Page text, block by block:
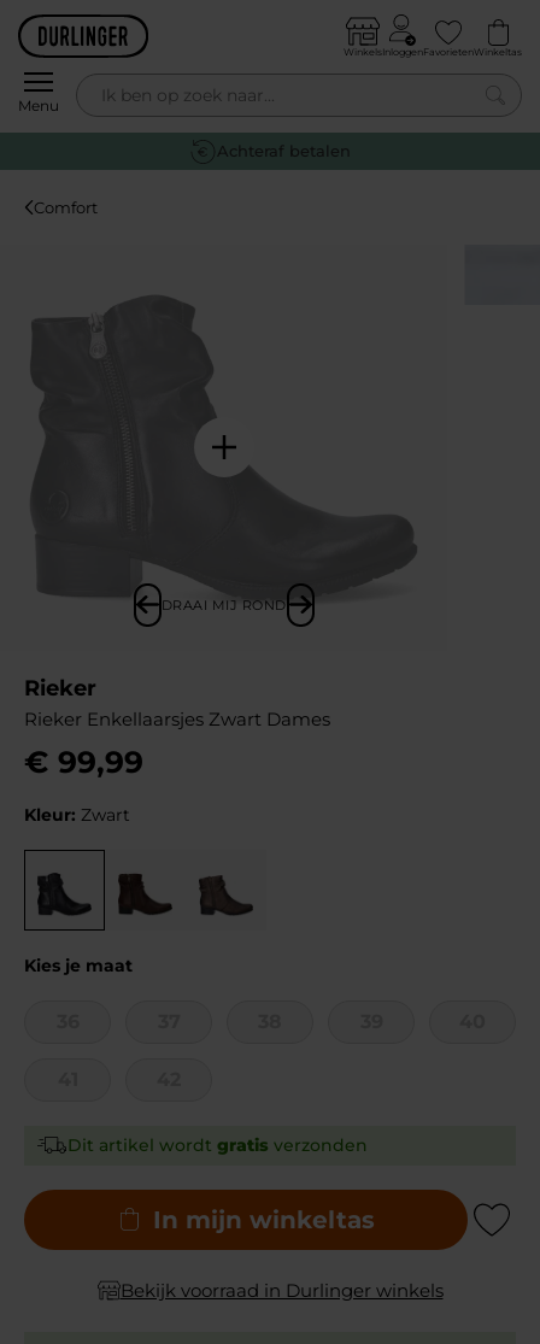
Skip to content
Menu
WinkelsInloggenFavorietenWinkeltas
0
verzending vanaf €59,-*
Comfort
DRAAI MIJ ROND
Rieker
Rieker Enkellaarsjes Zwart Dames
€ 99,99
Kleur: Zwart
Kies je maat
Dit artikel wordt gratis verzonden
In mijn winkeltas Add to
Bekijk voorraad in Durlinger winkels